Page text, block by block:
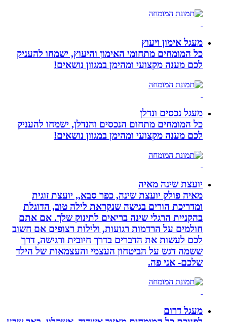
מעגל אימון ויעוץ
כל המומחים מתחומי האימון והיעוץ, ישמחו להעניק
לכם מענה מקצועי ומהימן במגוון נושאים!
מעגל נכסים ונדלן
כל המומחים מתחום הנכסים והנדלן, ישמחו להעניק
לכם מענה מקצועי ומהימן במגוון נושאים!
יועצת שינה מאיה
מאיה פולק יועצת שינה, כפר סבא,, יועצת זוגית
ומדריכת הורים בגישה שנקראת לילה טוב, הדוגלת
בהקניית הרגלי שינה בריאים לתינוק שלך. אם אתם
חולמים על הרדמות רגועות, ולילות רצופים אם חשוב
לכם לעשות את הדברים בדרך חיובית ורגישה, דרך
ששמה דגש על הביטחון העצמי והעצמאות של הילד
שלכם- אני פה.
מעגל דרום